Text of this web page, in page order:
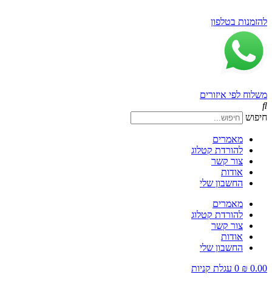
לתוכן
להזמנות בטלפון
משלוח לפי איזורים
חיפוש
מאמרים
להורדת קטלוג
צור קשר
אודות
החשבון שלי
מאמרים
להורדת קטלוג
צור קשר
אודות
החשבון שלי
₪ 0.00
0 עגלת קניות